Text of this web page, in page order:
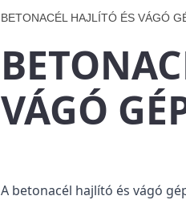
BETONACÉL HAJLÍTÓ ÉS VÁGÓ
VÁGÓ
A betonacél hajlító és vágó